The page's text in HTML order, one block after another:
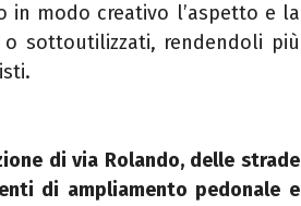
in modo creativo l’aspetto e la
sottoutilizzati, rendendoli più
di via Rolando, delle strade
di ampliamento pedonale e